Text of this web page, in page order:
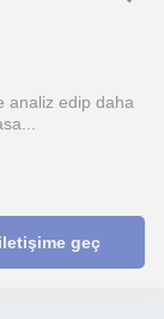
analiz edip daha
geç